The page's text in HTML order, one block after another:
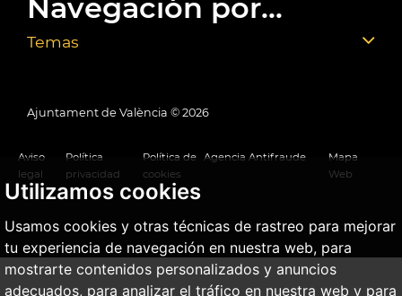
Utilizamos cookies
Usamos cookies y otras técnicas de rastreo para mejorar
tu experiencia de navegación en nuestra web, para
mostrarte contenidos personalizados y anuncios
adecuados, para analizar el tráfico en nuestra web y para
Navegación por...
Temas
Ajuntament de València © 2026
Aviso
legal
Política
privacidad
Política de
cookies
Agencia Antifraude
Mapa
Web